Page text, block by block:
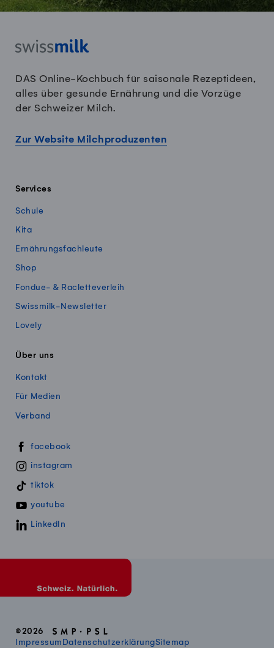
DAS Online-Kochbuch für saisonale Rezeptideen,
alles über gesunde Ernährung und die Vorzüge
der Schweizer Milch.
Zur Website Milchproduzenten
Services
Schule
Kita
Ernährungsfachleute
Shop
Fondue- & Racletteverleih
Swissmilk-Newsletter
Lovely
Über uns
Kontakt
Für Medien
Verband
Swissmillk auf Social Media
facebook
instagram
tiktok
youtube
LinkedIn
©2026
Impressum DatenschutzerklärungSitemap